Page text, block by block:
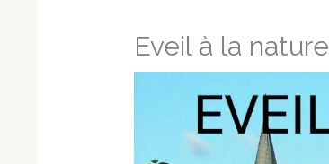
Eveil à la nature